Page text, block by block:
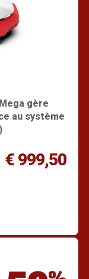
gère
au système
€ 999,50